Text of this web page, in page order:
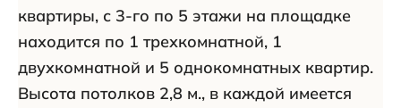
квартиры, с 3-го по 5 этажи на площадке
находится по 1 трехкомнатной, 1
двухкомнатной и 5 однокомнатных квартир.
Высота потолков 2,8 м., в каждой имеется